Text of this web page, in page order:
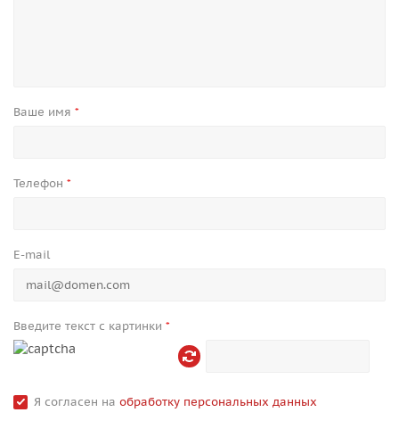
Ваше имя *
Телефон *
E-mail
Введите текст с картинки *
Я согласен на обработку персональных данных